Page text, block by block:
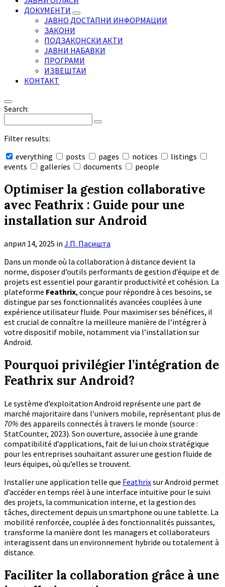
ДОКУМЕНТИ
ЈАВНО ДОСТАПНИ ИНФОРМАЦИИ
ЗАКОНИ
ПОДЗАКОНСКИ АКТИ
ЈАВНИ НАБАВКИ
ПРОГРАМИ
ИЗВЕШТАИ
КОНТАКТ
Search:
Filter results:
everything
posts pages notices
listings
events
galleries documents people
search
Optimiser la gestion collaborative
avec Feathrix : Guide pour une
installation sur Android
април 14, 2025 in Ј.П. Пасишта
Dans un monde où la collaboration à distance devient la
norme, disposer d’outils performants de gestion d’équipe et de
projets est essentiel pour garantir productivité et cohésion. La
plateforme Feathrix, conçue pour répondre à ces besoins, se
distingue par ses fonctionnalités avancées couplées à une
expérience utilisateur fluide. Pour maximiser ses bénéfices, il
est crucial de connaître la meilleure manière de l’intégrer à
votre dispositif mobile, notamment via l’installation sur
Android.
Pourquoi privilégier l’intégration de
Feathrix sur Android?
Le système d’exploitation Android représente une part de
marché majoritaire dans l’univers mobile, représentant plus de
70% des appareils connectés à travers le monde (source :
StatCounter, 2023). Son ouverture, associée à une grande
compatibilité d’applications, fait de lui un choix stratégique
pour les entreprises souhaitant assurer une gestion fluide de
leurs équipes, où qu’elles se trouvent.
Installer une application telle que Feathrixsur Android permet
d’accéder en temps réel à une interface intuitive pour le suivi
des projets, la communication interne, et la gestion des
tâches, directement depuis un smartphone ou une tablette. La
mobilité renforcée, couplée à des fonctionnalités puissantes,
transforme la manière dont les managers et collaborateurs
interagissent dans un environnement hybride ou totalement à
distance.
Faciliter la collaboration grâce à une